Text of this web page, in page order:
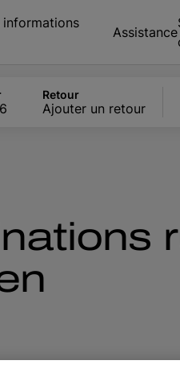
informations
Assistance
Retour
Ajouter un retour